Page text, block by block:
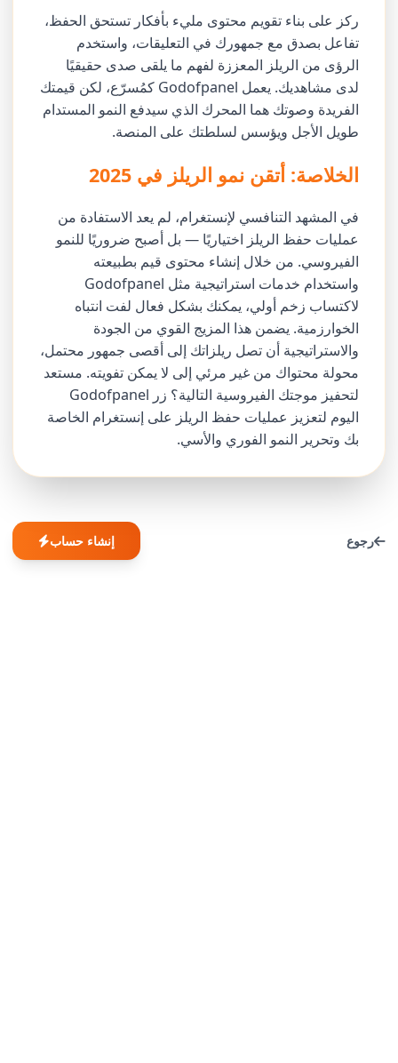
ركز على بناء تقويم محتوى مليء بأفكار تستحق الحفظ،
تفاعل بصدق مع جمهورك في التعليقات، واستخدم
الرؤى من الريلز المعززة لفهم ما يلقى صدى حقيقيًا
لدى مشاهديك. يعمل Godofpanel كمُسرّع، لكن قيمتك
الفريدة وصوتك هما المحرك الذي سيدفع النمو المستدام
طويل الأجل ويؤسس لسلطتك على المنصة.
الخلاصة: أتقن نمو الريلز في 2025
في المشهد التنافسي لإنستغرام، لم يعد الاستفادة من
عمليات حفظ الريلز اختياريًا — بل أصبح ضروريًا للنمو
الفيروسي. من خلال إنشاء محتوى قيم بطبيعته
واستخدام خدمات استراتيجية مثل Godofpanel
لاكتساب زخم أولي، يمكنك بشكل فعال لفت انتباه
الخوارزمية. يضمن هذا المزيج القوي من الجودة
والاستراتيجية أن تصل ريلزاتك إلى أقصى جمهور محتمل،
محولة محتواك من غير مرئي إلى لا يمكن تفويته. مستعد
لتحفيز موجتك الفيروسية التالية؟ زر Godofpanel
اليوم لتعزيز عمليات حفظ الريلز على إنستغرام الخاصة
بك وتحرير النمو الفوري والأسي.
رجوع إنشاء حساب